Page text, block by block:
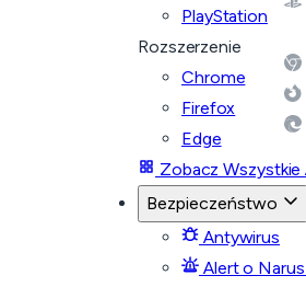
PlayStation
Rozszerzenie
Chrome
Firefox
Edge
Zobacz Wszystkie
Bezpieczeństwo
Antywirus
Alert o